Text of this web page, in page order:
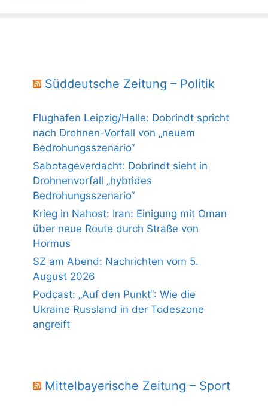
Süddeutsche Zeitung – Politik
Flughafen Leipzig/Halle: Dobrindt spricht
nach Drohnen-Vorfall von „neuem
Bedrohungsszenario“
Sabotageverdacht: Dobrindt sieht in
Drohnenvorfall „hybrides
Bedrohungsszenario“
Krieg in Nahost: Iran: Einigung mit Oman
über neue Route durch Straße von
Hormus
SZ am Abend: Nachrichten vom 5.
August 2026
Podcast: „Auf den Punkt“: Wie die
Ukraine Russland in der Todeszone
angreift
Mittelbayerische Zeitung – Sport